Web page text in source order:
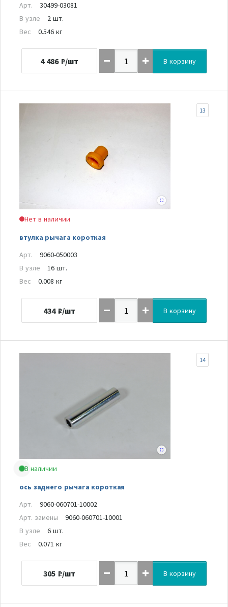
Арт.
30499-03081
В узле
2 шт.
Вес
0.546 кг
4 486 ₽/шт В корзину
Нет в наличии
втулка рычага короткая
13
Арт.
9060-050003
В узле
16 шт.
Вес
0.008 кг
434 ₽/шт В корзину
В наличии
ось заднего рычага короткая
14
Арт.
9060-060701-10002
Арт. замены
9060-060701-10001
В узле
6 шт.
Вес
0.071 кг
305 ₽/шт В корзину